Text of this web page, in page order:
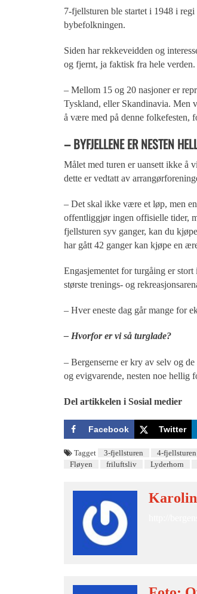
7-fjellsturen ble startet i 1948 i
bybefolkningen.
Siden har rekkeveidden og
og fjernt, ja faktisk fra hele verden.
– Mellom 15 og 20 nasjoner er
Tyskland, eller Skandinavia. Men
å være med på denne folkefesten,
– BYFJELLENE ER NESTEN
Målet med turen er uansett ikke å
dette er vedtatt av
– Det skal ikke være et løp, men
offentliggjør ingen offisielle tider,
fjellsturen syv ganger, kan du
har gått 42 ganger kan kjøpe en
Engasjementet for turgåing er
største trenings- og
– Hver eneste dag går mange for
– Hvorfor er vi så turglade?
– Bergenserne er kry av selv og
og evigvarende, nesten noe hellig
Del artikkelen i Sosial medier
Facebook Twitter
Tagget 3-fjellsturen 4-fjellsturen
Fløyen
friluftsliv Lyderhorn